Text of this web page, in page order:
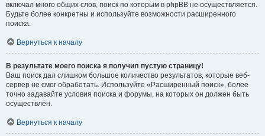
включал много общих слов, поиск по которым в phpBB не осуществляется.
Будьте более конкретны и используйте возможности расширенного
поиска.
Вернуться к началу
В результате моего поиска я получил пустую страницу!
Ваш поиск дал слишком большое количество результатов, которые веб-
сервер не смог обработать. Используйте «Расширенный поиск», более
точно задавайте условия поиска и форумы, на которых он должен быть
осуществлён.
Вернуться к началу